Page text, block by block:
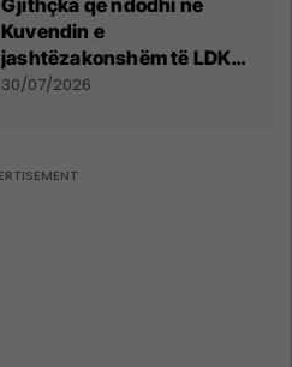
Kuvendin e
jashtëzakonshëm të LDK-
së
30/07/2026